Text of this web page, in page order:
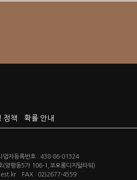
정책 확률 안내
업자등록번호 : 438-86-01324
(양평동5가 106-1,코오롱디지털타워)
FAX : 02)2677-4559